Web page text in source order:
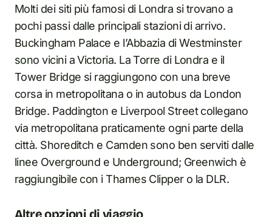
Molti dei siti più famosi di Londra si trovano a
pochi passi dalle principali stazioni di arrivo.
Buckingham Palace e l’Abbazia di Westminster
sono vicini a Victoria. La Torre di Londra e il
Tower Bridge si raggiungono con una breve
corsa in metropolitana o in autobus da London
Bridge. Paddington e Liverpool Street collegano
via metropolitana praticamente ogni parte della
città. Shoreditch e Camden sono ben serviti dalle
linee Overground e Underground; Greenwich è
raggiungibile con i Thames Clipper o la DLR.